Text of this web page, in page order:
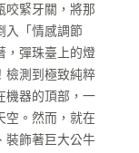
咬緊牙關，將那
入「情感調節
，彈珠臺上的燈
檢測到極致純粹
機器的頂部，一
空。然而，就在
裝飾著巨大公牛